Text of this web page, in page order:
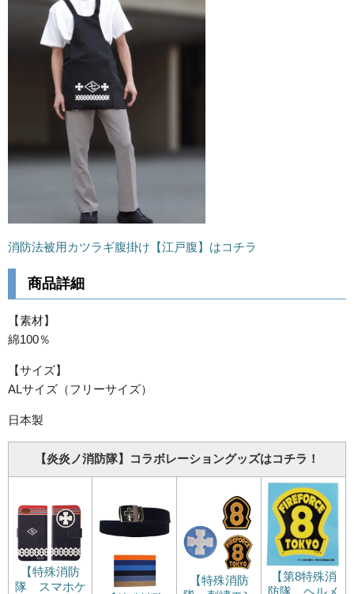
消防法被用カツラギ腹掛け【江戸腹】はコチラ
商品詳細
【素材】
綿100％
【サイズ】
ALサイズ（フリーサイズ）
日本製
【炎炎ノ消防隊】コラボレーショングッズはコチラ！
【特殊消防
隊 スマホケ
【特殊消防
【第8特殊消